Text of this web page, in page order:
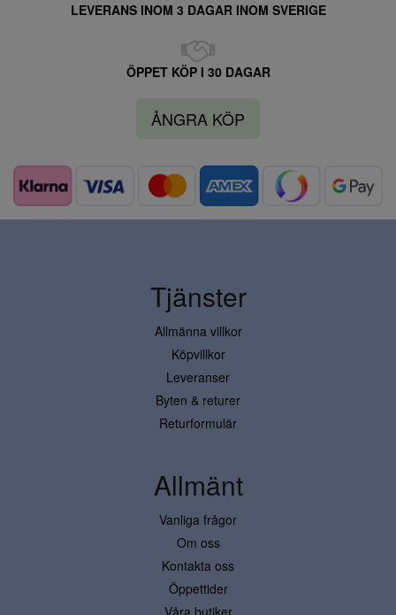
LEVERANS INOM 3 DAGAR INOM SVERIGE
ÖPPET KÖP I 30 DAGAR
ÅNGRA KÖP
Tjänster
Allmänna villkor
Köpvillkor
Leveranser
Byten & returer
Returformulär
Allmänt
Vanliga frågor
Om oss
Kontakta oss
Öppettider
Våra butiker